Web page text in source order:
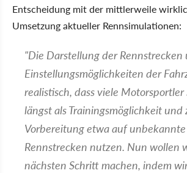
Entscheidung mit der mittlerweile
Umsetzung aktueller Rennsimulationen:
"Die Darstellung der Rennstrecken
Einstellungsmöglichkeiten der
realistisch, dass viele Motorsportler
längst als Trainingsmöglichkeit und
Vorbereitung etwa auf unbekannte
Rennstrecken nutzen. Nun wollen
nächsten Schritt machen, indem